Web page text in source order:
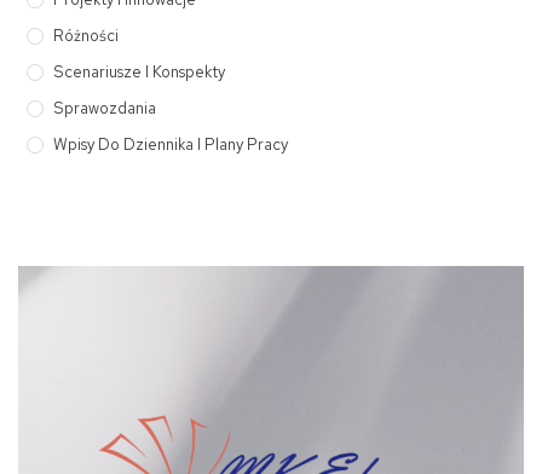
Różności
Scenariusze I Konspekty
Sprawozdania
Wpisy Do Dziennika I Plany Pracy